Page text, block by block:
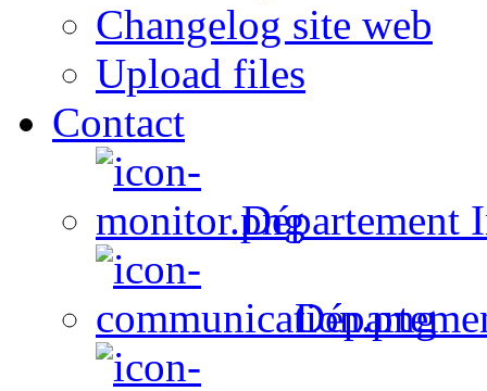
Changelog site web
Upload files
Contact
Département